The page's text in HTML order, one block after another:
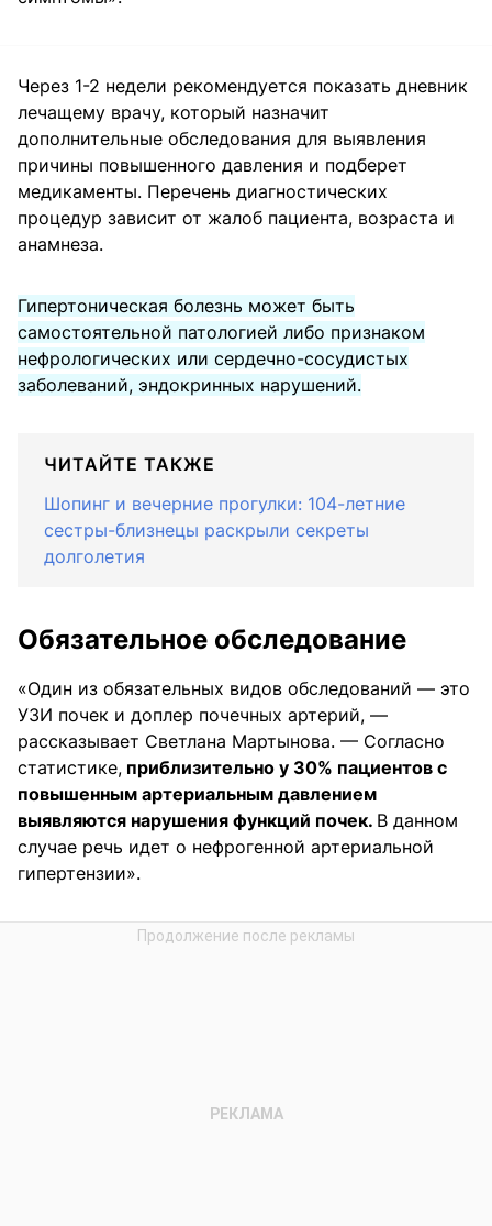
Через 1-2 недели рекомендуется показать дневник
лечащему врачу, который назначит
дополнительные обследования для выявления
причины повышенного давления и подберет
медикаменты. Перечень диагностических
процедур зависит от жалоб пациента, возраста и
анамнеза.
Гипертоническая болезнь может быть
самостоятельной патологией либо признаком
нефрологических или сердечно-сосудистых
заболеваний, эндокринных нарушений.
ЧИТАЙТЕ ТАКЖЕ
Шопинг и вечерние прогулки: 104-летние
сестры-близнецы раскрыли секреты
долголетия
Обязательное обследование
«Один из обязательных видов обследований — это
УЗИ почек и доплер почечных артерий, —
рассказывает Светлана Мартынова. — Согласно
статистике, приблизительно у 30% пациентов с
повышенным артериальным давлением
выявляются нарушения функций почек. В данном
случае речь идет о нефрогенной артериальной
гипертензии».